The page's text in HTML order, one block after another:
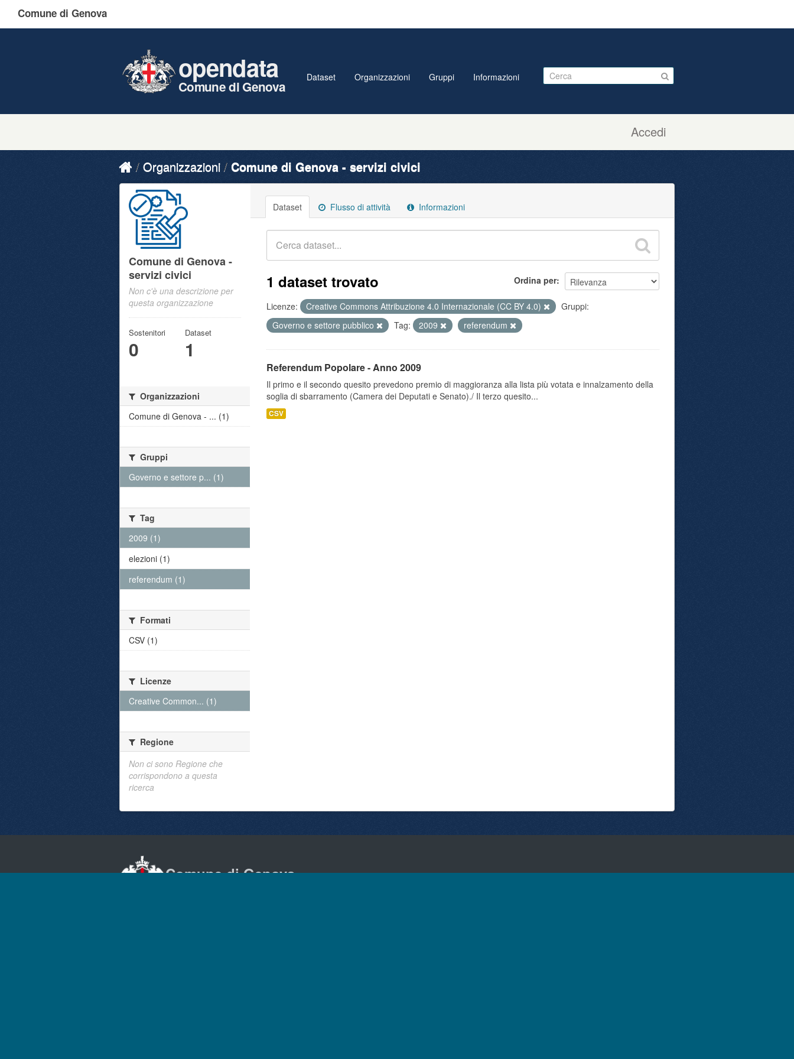
Comune di Genova
Accedi
opendata
Comune di Genova
Dataset Organizzazioni Gruppi Informazioni
Organizzazioni Comune di Genova - servizi civici
Dataset Flusso di attività Informazioni
Ordina per
1 dataset trovato
Licenze: Creative Commons Attribuzione 4.0 Internazionale (CC BY 4.0)
Gruppi:
Governo e settore pubblico
Tag: 2009 referendum
Referendum Popolare - Anno 2009
Il primo e il secondo quesito prevedono premio di maggioranza alla lista più votata e innalzamento della
soglia di sbarramento (Camera dei Deputati e Senato)./ Il terzo quesito...
CSV
Comune di Genova -
servizi civici
Non c'è una descrizione per
questa organizzazione
Sostenitori
0
Dataset
1
Organizzazioni
Comune di Genova - ... (1)
Gruppi
Governo e settore p... (1)
Tag
2009 (1)
elezioni (1)
referendum (1)
Formati
CSV (1)
Licenze
Creative Common... (1)
Regione
Non ci sono Regione che
corrispondono a questa
ricerca
Comune di Genova